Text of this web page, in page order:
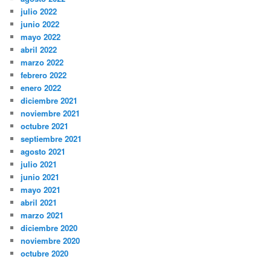
julio 2022
junio 2022
mayo 2022
abril 2022
marzo 2022
febrero 2022
enero 2022
diciembre 2021
noviembre 2021
octubre 2021
septiembre 2021
agosto 2021
julio 2021
junio 2021
mayo 2021
abril 2021
marzo 2021
diciembre 2020
noviembre 2020
octubre 2020